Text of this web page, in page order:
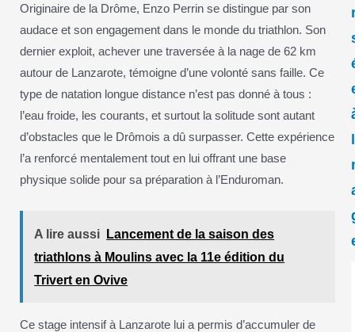
Originaire de la Drôme, Enzo Perrin se distingue par son
audace et son engagement dans le monde du triathlon. Son
dernier exploit, achever une traversée à la nage de 62 km
autour de Lanzarote, témoigne d’une volonté sans faille. Ce
type de natation longue distance n’est pas donné à tous :
l’eau froide, les courants, et surtout la solitude sont autant
d’obstacles que le Drômois a dû surpasser. Cette expérience
l’a renforcé mentalement tout en lui offrant une base
physique solide pour sa préparation à l’Enduroman.
A lire aussi
Lancement de la saison des
triathlons à Moulins avec la 11e édition du
Trivert en Ovive
Ce stage intensif à Lanzarote lui a permis d’accumuler de